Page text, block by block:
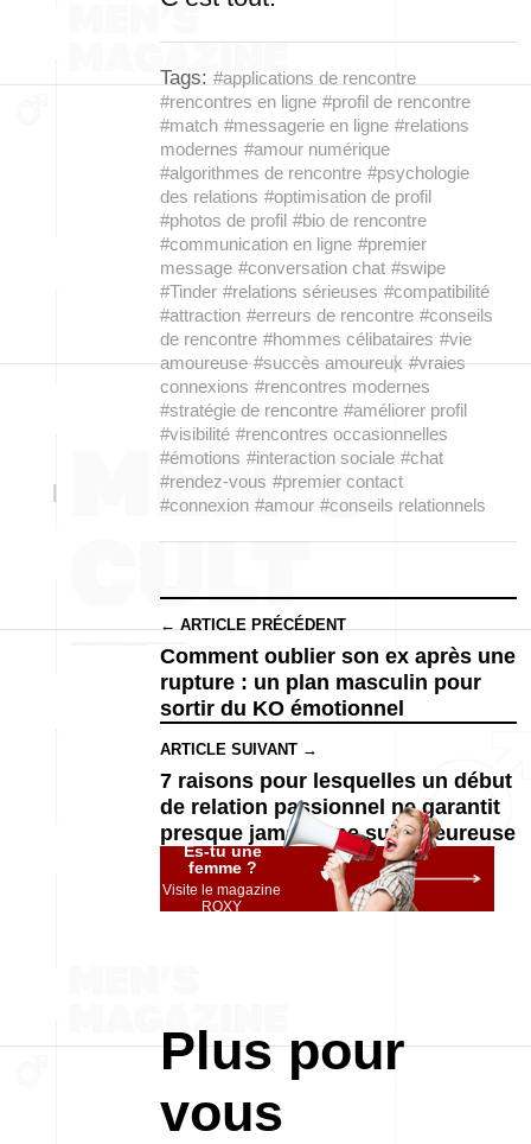
Tags: #applications de rencontre
#rencontres en ligne #profil de rencontre
#match #messagerie en ligne #relations
modernes #amour numérique
#algorithmes de rencontre #psychologie
des relations #optimisation de profil
#photos de profil #bio de rencontre
#communication en ligne #premier
message #conversation chat #swipe
#Tinder #relations sérieuses #compatibilité
#attraction #erreurs de rencontre #conseils
de rencontre #hommes célibataires #vie
amoureuse #succès amoureux #vraies
connexions #rencontres modernes
#stratégie de rencontre #améliorer profil
#visibilité #rencontres occasionnelles
#émotions #interaction sociale #chat
#rendez-vous #premier contact
#connexion #amour #conseils relationnels
← ARTICLE PRÉCÉDENT
Comment oublier son ex après une
rupture : un plan masculin pour
sortir du KO émotionnel
ARTICLE SUIVANT →
7 raisons pour lesquelles un début
de relation passionnel ne garantit
presque jamais une suite heureuse
Es-tu une
femme ?
Visite le magazine
ROXY
Plus pour
vous